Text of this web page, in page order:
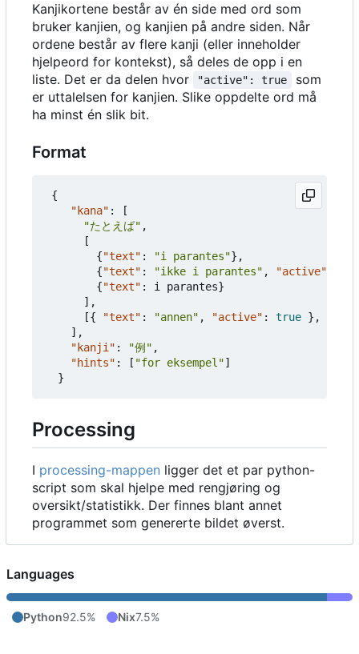
Kanjikortene består av én side med ord som
bruker kanjien, og kanjien på andre siden. Når
ordene består av flere kanji (eller inneholder
hjelpeord for kontekst), så deles de opp i en
liste. Det er da delen hvor
"active": true
som
er uttalelsen for kanjien. Slike oppdelte ord må
ha minst én slik bit.
Format
{
"kana" :
[
"たとえば" ,
[
{"text" : "i parantes"},
{"text" : "ikke i parantes" , "active"
{"text" : i parantes}
],
[{
"text" : "annen" , "active" : true },
],
"kanji" : "例" ,
"hints" : [ "for eksempel"]
}
Processing
I processing-mappen ligger det et par python-
script som skal hjelpe med rengjøring og
oversikt/statistikk. Der finnes blant annet
programmet som genererte bildet øverst.
Languages
Python92.5% Nix7.5%